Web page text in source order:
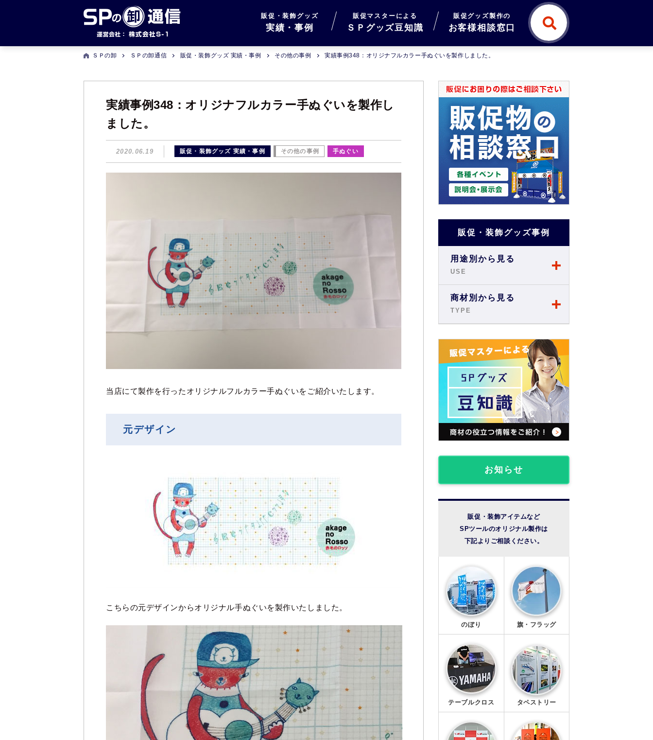
販促・装飾グッズ
実績・事例
販促マスターによる
ＳＰグッズ豆知識
販促グッズ製作の
お客様相談窓口
ＳＰの卸 ＳＰの卸通信 販促・装飾グッズ 実績・事例 その他の事例 実績事例348：オリジナフルカラー手ぬぐいを製作しました。
実績事例348：オリジナフルカラー手ぬぐいを製作し
ました。
2020.06.19 販促・装飾グッズ 実績・事例 その他の事例 手ぬぐい
当店にて製作を行ったオリジナルフルカラー手ぬぐいをご紹介いたします。
元デザイン
こちらの元デザインからオリジナル手ぬぐいを製作いたしました。
販促・装飾グッズ事例
用途別から見る
USE
店舗・ショップ事例
展示会・説明会事例
お祭り事例
商店街・イベント事例
オフィス・現場事例
学校・スクール事例
団体・クラブ事例
ライブ観戦事例
温泉・宿泊施設
その他の事例
商材別から見る
TYPE
旗・フラッグ
テーブルクロス
バックパネル
バナースタンド
フロアマット
椅子カバー
のれん
法被・半纏
風呂敷
手ぬぐい
トートバッグ
幕・シート
タペストリー
シール・ステッカー
クリアファイル
お知らせ
販促・装飾アイテムなど
SPツールのオリジナル製作は
下記よりご相談ください。
のぼり 旗・フラッグ
テーブルクロス タペストリー